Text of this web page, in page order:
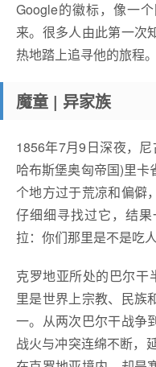
Google的徽标，像一
来。很多人由此第一次
热地踏上追寻他的旅程。
魔童 | 异家族
1856年7月9日深夜，
哈布斯堡奥匈帝国)里
个地方过于荒凉和偏僻
仔细细寻找过它，结
拉：你们那里是不是吃
克罗地亚所处的巴尔干
里是世界上宗教、民族
一。从两次巴尔干战争
战火与冲突连绵不断，